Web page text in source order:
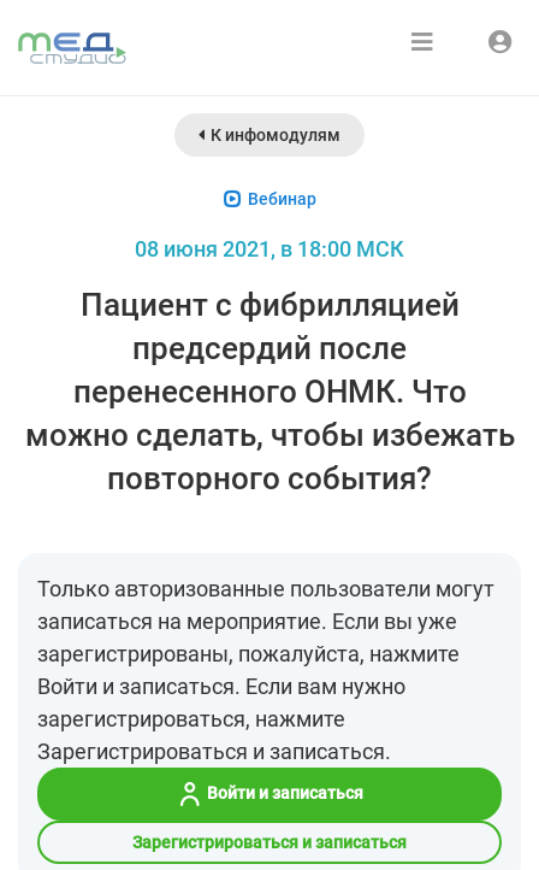
Курсы
Медиатека
Зарегистрироваться
К инфомодулям
Вебинар
08 июня 2021, в 18:00 МСК
Пациент с фибрилляцией
предсердий после
перенесенного ОНМК. Что
можно сделать, чтобы избежать
повторного события?
Только авторизованные пользователи могут
записаться на мероприятие. Если вы уже
зарегистрированы, пожалуйста, нажмите
Войти и записаться. Если вам нужно
зарегистрироваться, нажмите
Зарегистрироваться и записаться.
Войти и записаться
Зарегистрироваться и записаться